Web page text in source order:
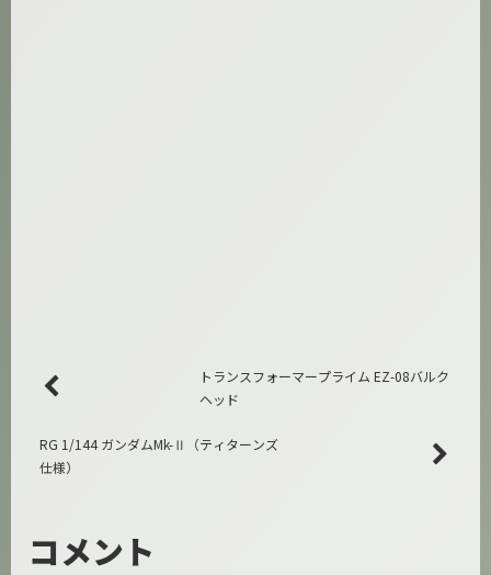
トランスフォーマープライム EZ-08バルク
ヘッド
RG 1/144 ガンダムMk-Ⅱ（ティターンズ
仕様）
コメント